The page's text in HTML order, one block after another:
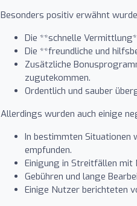
Besonders positiv erwähnt
Die **schnelle
Die **freundliche und
Zusätzliche
zugutekommen.
Ordentlich und sauber
Allerdings wurden auch einige
In bestimmten Situationen
empfunden.
Einigung in Streitfällen mit
Gebühren und lange
Einige Nutzer berichteten